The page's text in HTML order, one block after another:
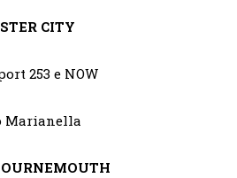
CITY
253 e NOW
Marianella